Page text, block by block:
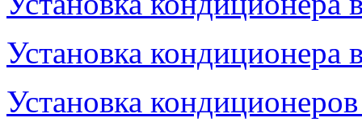
Установка кондиционера
Установка